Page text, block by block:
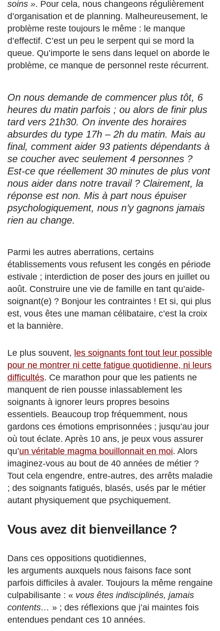
soins ». Pour cela, nous changeons régulièrement
d’organisation et de planning. Malheureusement, le
problème reste toujours le même : le manque
d’effectif. C’est un peu le serpent qui se mord la
queue. Qu’importe le sens dans lequel on aborde le
problème, ce manque de personnel reste récurrent.
On nous demande de commencer plus tôt, 6
heures du matin parfois ; ou alors de finir plus
tard vers 21h30. On invente des horaires
absurdes du type 17h – 2h du matin. Mais au
final, comment aider 93 patients dépendants à
se coucher avec seulement 4 personnes ?
Est-ce que réellement 30 minutes de plus vont
nous aider dans notre travail ? Clairement, la
réponse est non. Mis à part nous épuiser
psychologiquement, nous n’y gagnons jamais
rien au change.
Parmi les autres aberrations, certains
établissements vous refusent les congés en période
estivale ; interdiction de poser des jours en juillet ou
août. Construire une vie de famille en tant qu’aide-
soignant(e) ? Bonjour les contraintes ! Et si, qui plus
est, vous êtes une maman célibataire, c’est la croix
et la bannière.
Le plus souvent, les soignants font tout leur possible
pour ne montrer ni cette fatigue quotidienne, ni leurs
difficultés. Ce marathon pour que les patients ne
manquent de rien pousse inlassablement les
soignants à ignorer leurs propres besoins
essentiels. Beaucoup trop fréquemment, nous
gardons ces émotions emprisonnées ; jusqu’au jour
où tout éclate. Après 10 ans, je peux vous assurer
qu’un véritable magma bouillonnait en moi. Alors
imaginez-vous au bout de 40 années de métier ?
Tout cela engendre, entre-autres, des arrêts maladie
; des soignants fatigués, blasés, usés par le métier
autant physiquement que psychiquement.
Vous avez dit bienveillance ?
Dans ces oppositions quotidiennes,
les arguments auxquels nous faisons face sont
parfois difficiles à avaler. Toujours la même rengaine
culpabilisante : « vous êtes indisciplinés, jamais
contents… » ; des réflexions que j’ai maintes fois
entendues pendant ces 10 années.